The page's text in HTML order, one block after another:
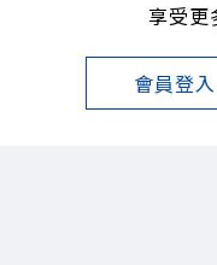
享受更
會員登入